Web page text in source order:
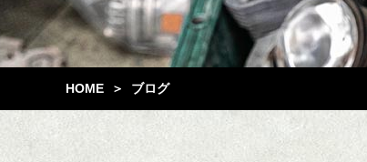
HOME ＞ ブログ